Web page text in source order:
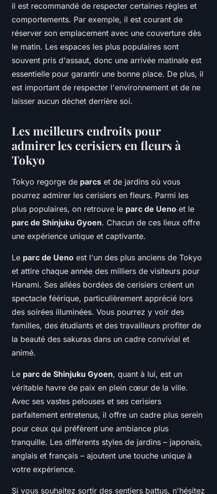
il est recommandé de respecter certaines règles et
comportements. Par exemple, il est courant de
réserver son emplacement avec une couverture dès
le matin. Les espaces les plus populaires sont
souvent pris d'assaut, donc une arrivée matinale est
essentielle pour garantir une bonne place. De plus, il
est important de respecter l'environnement et de ne
laisser aucun déchet derrière soi.
Les meilleurs endroits pour
admirer les cerisiers en fleurs à
Tokyo
Tokyo regorge de parcs et de jardins où vous
pourrez admirer les cerisiers en fleurs. Parmi les
plus populaires, on retrouve le parc de Ueno et le
parc de Shinjuku Gyoen. Chacun de ces lieux offre
une expérience unique et captivante.
Le parc de Ueno est l'un des plus anciens de Tokyo
et attire chaque année des milliers de visiteurs pour
Hanami. Ses allées bordées de cerisiers créent un
spectacle féérique, particulièrement apprécié lors
des soirées illuminées. Vous pourrez y voir des
familles, des étudiants et des travailleurs profiter de
la beauté des sakuras dans un cadre convivial et
animé.
Le parc de Shinjuku Gyoen, quant à lui, est un
véritable havre de paix en plein cœur de la ville.
Avec ses vastes pelouses et ses cerisiers
parfaitement entretenus, il offre un cadre plus serein
pour ceux qui préfèrent une ambiance plus
tranquille. Les différents styles de jardins – japonais,
anglais et français – ajoutent une touche unique à
votre expérience.
Si vous souhaitez sortir des sentiers battus, n'hésitez